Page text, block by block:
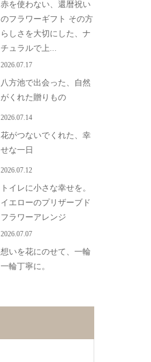
赤を使わない、還暦祝い
のフラワーギフト その方
らしさを大切にした、ナ
チュラルで上...
2026.07.17
八方池で出会った、自然
がくれた贈りもの
2026.07.14
花がつないでくれた、幸
せな一日
2026.07.12
トイレに小さな幸せを。
イエローのプリザーブド
フラワーアレンジ
2026.07.07
想いを花にのせて、一輪
一輪丁寧に。